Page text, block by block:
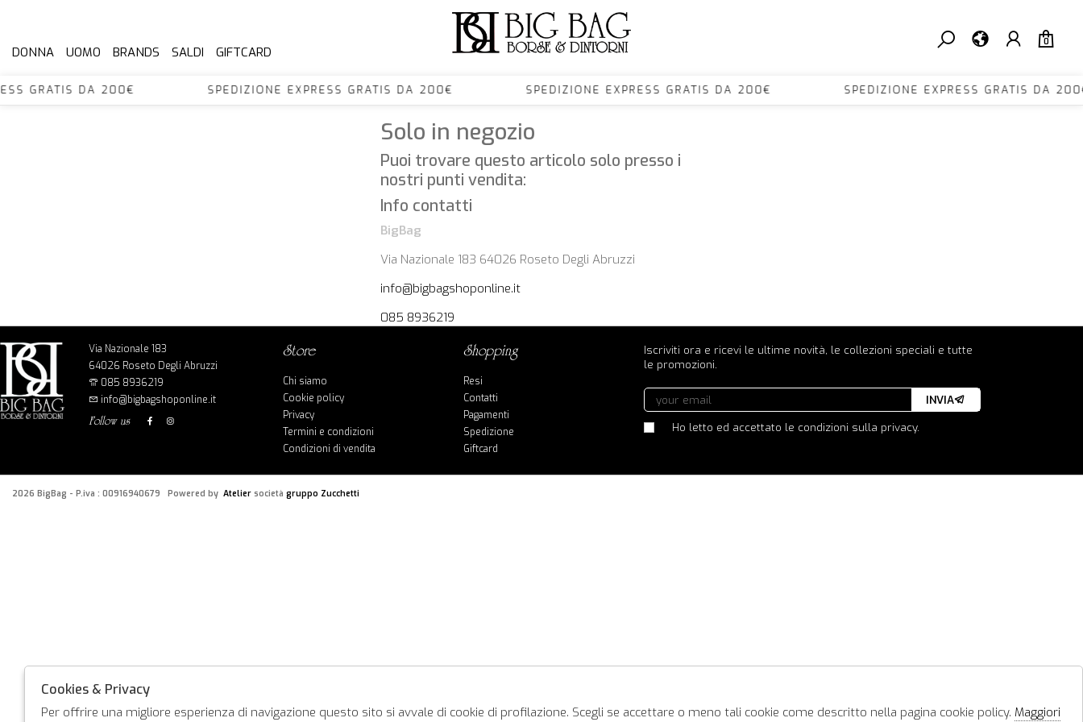
0
DONNA UOMO BRANDS SALDI GIFTCARD
GRATIS DA 200€ SPEDIZIONE EXPRESS GRATIS DA 200€ SPEDIZIONE EXPRESS GRATIS DA 200€ SPEDIZIONE EXPRESS
Solo in negozio
Puoi trovare questo articolo solo presso i
nostri punti vendita:
Info contatti
BigBag
Via Nazionale 183 64026 Roseto Degli Abruzzi
info@bigbagshoponline.it
085 8936219
Via Nazionale 183
64026 Roseto Degli Abruzzi
085 8936219
info@bigbagshoponline.it
follow us
store
Chi siamo
Cookie policy
Privacy
Termini e condizioni
Condizioni di vendita
shopping
Resi
Contatti
Pagamenti
Spedizione
Giftcard
Iscriviti ora e ricevi le ultime novità, le collezioni speciali e tutte
le promozioni.
Ho letto ed accettato le condizioni sulla privacy.
INVIA
2026 BigBag - P.iva : 00916940679 Powered by Atelier società gruppo Zucchetti
Cookies & Privacy
Per offrire una migliore esperienza di navigazione questo sito si avvale di cookie di profilazione. Scegli se accettare o meno tali cookie come descritto nella pagina cookie policy. Maggiori